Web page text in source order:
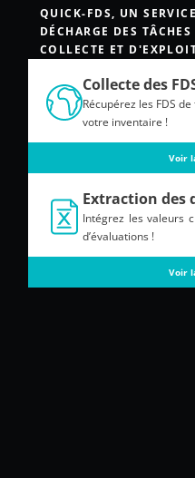
QUICK-FDS, UN
DÉCHARGE DES
COLLECTE ET
Collecte des
Récupérez les FDS
votre inventaire !
Voir
Extraction des
Intégrez les valeurs
d’évaluations !
Voir